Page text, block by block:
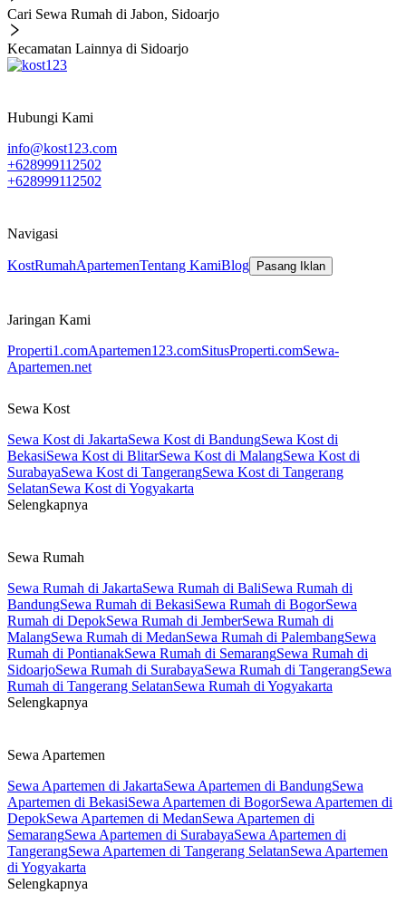
Cari Sewa Rumah di Jabon, Sidoarjo
Kecamatan Lainnya di Sidoarjo
Hubungi Kami
info@kost123.com
+628999112502
+628999112502
Navigasi
KostRumahApartemenTentang KamiBlog Pasang Iklan
Jaringan Kami
Properti1.comApartemen123.comSitusProperti.comSewa-
Apartemen.net
Sewa Kost
Sewa Kost di JakartaSewa Kost di BandungSewa Kost di
BekasiSewa Kost di BlitarSewa Kost di MalangSewa Kost di
SurabayaSewa Kost di TangerangSewa Kost di Tangerang
SelatanSewa Kost di Yogyakarta
Selengkapnya
Sewa Rumah
Sewa Rumah di JakartaSewa Rumah di BaliSewa Rumah di
BandungSewa Rumah di BekasiSewa Rumah di BogorSewa
Rumah di DepokSewa Rumah di JemberSewa Rumah di
MalangSewa Rumah di MedanSewa Rumah di PalembangSewa
Rumah di PontianakSewa Rumah di SemarangSewa Rumah di
SidoarjoSewa Rumah di SurabayaSewa Rumah di TangerangSewa
Rumah di Tangerang SelatanSewa Rumah di Yogyakarta
Selengkapnya
Sewa Apartemen
Sewa Apartemen di JakartaSewa Apartemen di BandungSewa
Apartemen di BekasiSewa Apartemen di BogorSewa Apartemen di
DepokSewa Apartemen di MedanSewa Apartemen di
SemarangSewa Apartemen di SurabayaSewa Apartemen di
TangerangSewa Apartemen di Tangerang SelatanSewa Apartemen
di Yogyakarta
Selengkapnya